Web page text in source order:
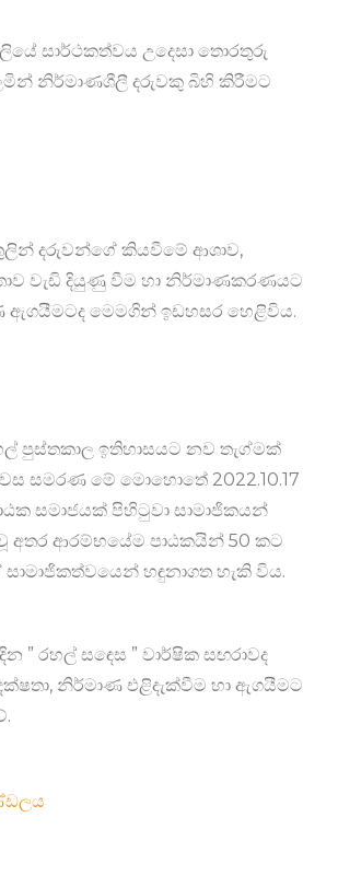
සාර්ථකත්වය උදෙසා තොරතුරු
නිර්මාණශීලී දරුවකු බිහි කිරීමට
දරුවන්ගේ කියවීමේ ආශාව,
වැඩි දියුණු වීම හා නිර්මාණකරණයට
ඇගයීමටද මෙමගින් ඉඩහසර හෙළිවිය.
පුස්තකාල ඉතිහාසයට නව තැග්මක්
සමරණ මේ මොහොතේ 2022.10.17
සමාජයක් පිහිටුවා සාමාජිකයන්
අතර ආරම්භයේම පාඨකයින් 50 කට
හඳුනාගත හැකි විය.
” රහල් සඳෙස ” වාර්ෂික සඟරාවද
නිර්මාණ එළිදැක්වීම හා ඇගයීමට